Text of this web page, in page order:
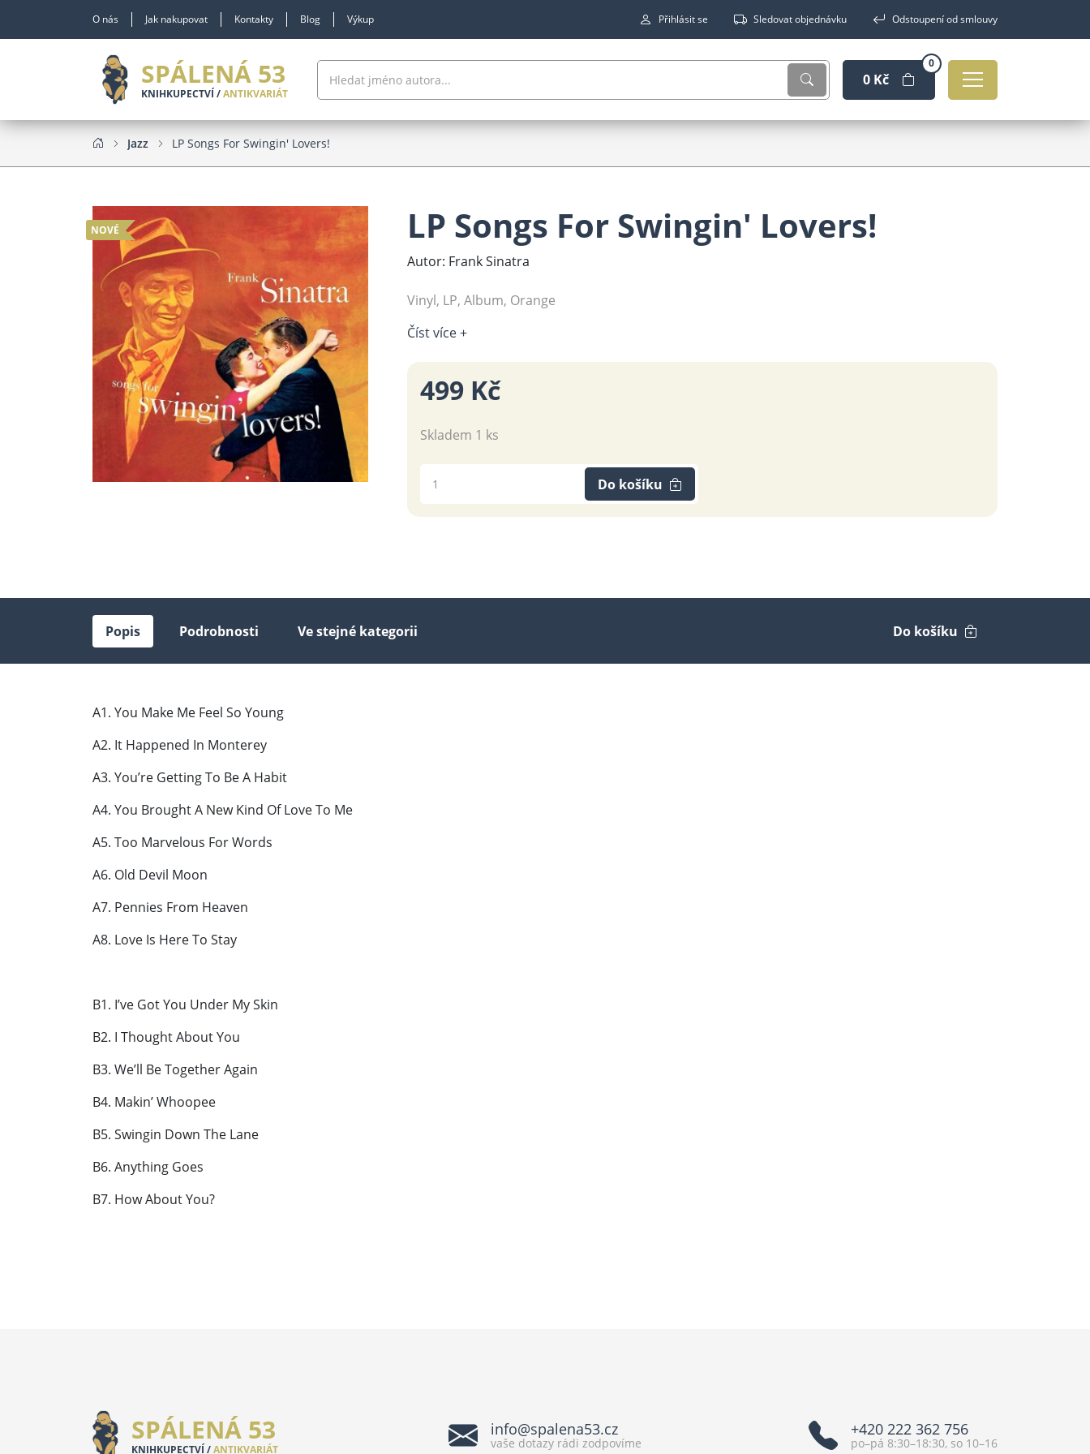
O nás Jak nakupovat Kontakty Blog Výkup Přihlásit se Sledovat objednávku Odstoupení od smlouvy
SPÁLENÁ 53
KNIHKUPECTVÍ /ANTIKVARIÁT
0 Kč
0
Jazz LP Songs For Swingin' Lovers!
NOVÉ LP Songs For Swingin' Lovers!
Autor: Frank Sinatra
Vinyl, LP, Album, Orange
Číst více +
499 Kč
Skladem 1 ks
Do košíku
Popis Podrobnosti Ve stejné kategorii Do košíku
A1. You Make Me Feel So Young
A2. It Happened In Monterey
A3. You’re Getting To Be A Habit
A4. You Brought A New Kind Of Love To Me
A5. Too Marvelous For Words
A6. Old Devil Moon
A7. Pennies From Heaven
A8. Love Is Here To Stay
B1. I’ve Got You Under My Skin
B2. I Thought About You
B3. We’ll Be Together Again
B4. Makin’ Whoopee
B5. Swingin Down The Lane
B6. Anything Goes
B7. How About You?
SPÁLENÁ 53
KNIHKUPECTVÍ /ANTIKVARIÁT
info@spalena53.cz
vaše dotazy rádi zodpovíme
+420 222 362 756
po–pá 8:30–18:30, so 10–16